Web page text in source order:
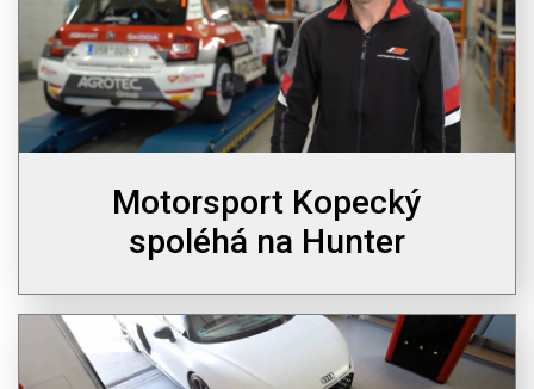
Motorsport Kopecký
spoléhá na Hunter